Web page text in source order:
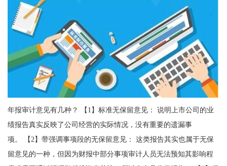
年报审计意见有几种？ 【1】标准无保留意见： 说明上市公司的业
绩报告真实反映了公司经营的实际情况，没有重要的遗漏事
项。 【2】带强调事项段的无保留意见： 这类报告其实也属于无保
留意见的一种，但因为财报中部分事项审计人员无法预知其影响程